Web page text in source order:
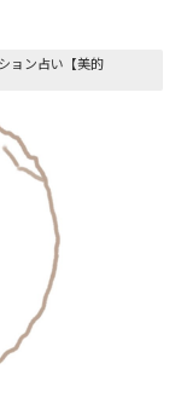
ョン占い【美的